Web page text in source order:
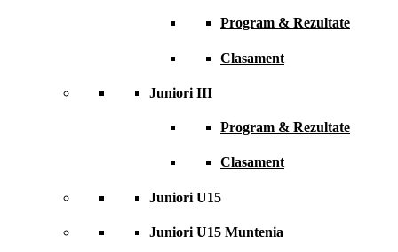
Program & Rezultate
Clasament
Juniori III
Program & Rezultate
Clasament
Juniori U15
Juniori U15 Muntenia